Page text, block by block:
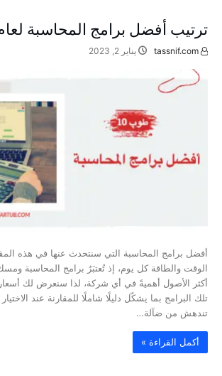
ترتيب أفضل برامج المحاسبة لعام
يناير 2, 2023
أفضل برامج المحاسبة التي سنتحدث عنها في هذه
الوقت والطاقة كل يوم، إذ تُعتبَرُ برامج المحاسبة ومسك
أكثر الأصول أهميةً في أي شركة، لذا سنعرض لك أسعار
تلك البرامج بما يشكّل دليلًا شاملًا للمقارنة عند
تندهش من ضآلة…
‫أكمل القراءة »‬